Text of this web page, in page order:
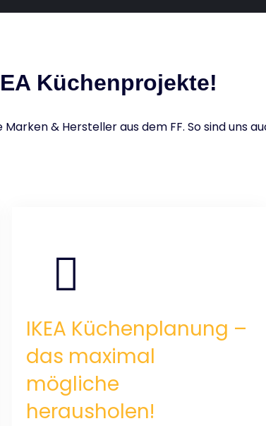
Küchenprojekte!
& Hersteller aus dem FF. So sind uns
IKEA Küchenplanung –
das maximal
mögliche
herausholen!